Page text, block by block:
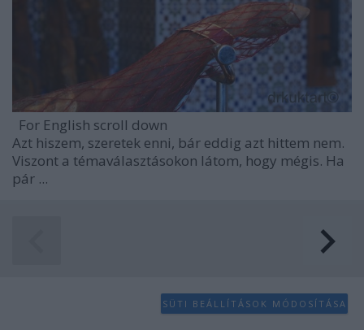
For English scroll down
Azt hiszem, szeretek enni, bár eddig azt hittem nem.
Viszont a témaválasztásokon látom, hogy mégis. Ha
pár ...
SÜTI BEÁLLÍTÁSOK MÓDOSÍTÁSA